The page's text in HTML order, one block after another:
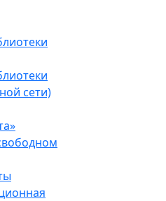
сети)